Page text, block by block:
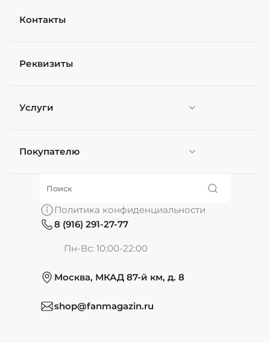
Контакты
Реквизиты
Услуги
Персонификация
Покупателю
О нас
Обмен и возврат
Политика конфиденциальности
8 (916) 291-27-77
Пн-Вс: 10:00-22:00
Москва, МКАД 87-й км, д. 8
shop@fanmagazin.ru